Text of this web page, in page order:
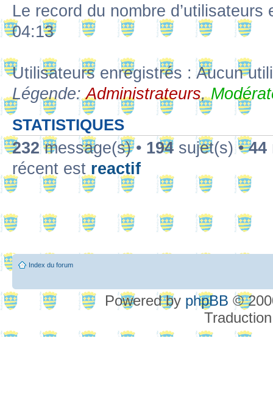
Le record du nombre
04:13
Utilisateurs enregistrés : Aucun
Légende:Administrateurs,
STATISTIQUES
232message(s) • 194 sujet(s) •44
récent est reactif
Index du forum
Powered by phpBB ©